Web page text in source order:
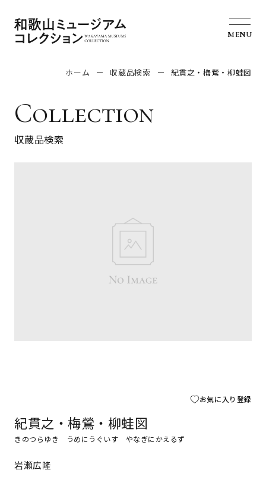
MENU
ホーム 収蔵品検索 紀貫之・梅鶯・柳蛙図
Collection
収蔵品検索
お気に入り登録
紀貫之・梅鶯・柳蛙図
きのつらゆき うめにうぐいす やなぎにかえるず
岩瀬広隆